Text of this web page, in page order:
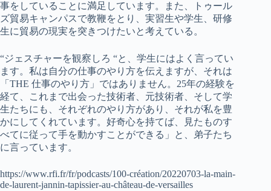
事をしていることに満足しています。また、トゥール
ズ貿易キャンパスで教鞭をとり、実習生や学生、研修
生に貿易の現実を突きつけたいと考えている。
“ジェスチャーを観察しろ “と、学生にはよく言ってい
ます。私は自分の仕事のやり方を伝えますが、それは
「THE 仕事のやり方」ではありません。25年の経験を
経て、これまで出会った技術者、元技術者、そして学
生たちにも、それぞれのやり方があり、それが私を豊
かにしてくれています。好奇心を持てば、見たものす
べてに従って手を動かすことができる」と、弟子たち
に言っています。
https://www.rfi.fr/fr/podcasts/100-création/20220703-la-main-
de-laurent-jannin-tapissier-au-château-de-versailles